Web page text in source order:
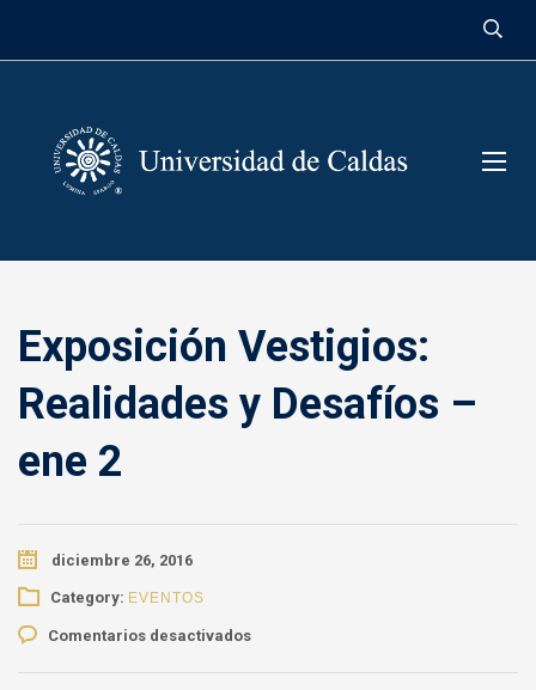
Exposición Vestigios:
Realidades y Desafíos –
ene 2
diciembre 26, 2016
Category: EVENTOS
Comentarios desactivadosen